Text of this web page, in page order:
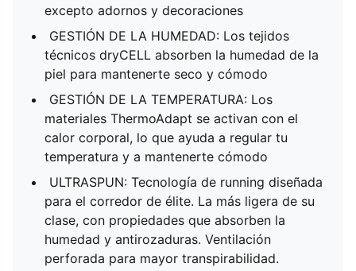
excepto adornos y decoraciones
GESTIÓN DE LA HUMEDAD: Los tejidos
técnicos dryCELL absorben la humedad de la
piel para mantenerte seco y cómodo
GESTIÓN DE LA TEMPERATURA: Los
materiales ThermoAdapt se activan con el
calor corporal, lo que ayuda a regular tu
temperatura y a mantenerte cómodo
ULTRASPUN: Tecnología de running diseñada
para el corredor de élite. La más ligera de su
clase, con propiedades que absorben la
humedad y antirozaduras. Ventilación
perforada para mayor transpirabilidad.